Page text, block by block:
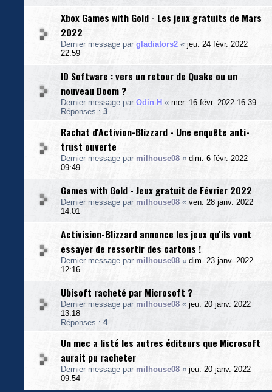
Xbox Games with Gold - Les jeux gratuits de Mars
2022
Dernier message par gladiators2 « jeu. 24 févr. 2022
22:59
ID Software : vers un retour de Quake ou un
nouveau Doom ?
Dernier message par Odin H « mer. 16 févr. 2022 16:39
Réponses : 3
Rachat d'Activion-Blizzard - Une enquête anti-
trust ouverte
Dernier message par milhouse08 « dim. 6 févr. 2022
09:49
Games with Gold - Jeux gratuit de Février 2022
Dernier message par milhouse08 « ven. 28 janv. 2022
14:01
Activision-Blizzard annonce les jeux qu'ils vont
essayer de ressortir des cartons !
Dernier message par milhouse08 « dim. 23 janv. 2022
12:16
Ubisoft racheté par Microsoft ?
Dernier message par milhouse08 « jeu. 20 janv. 2022
13:18
Réponses : 4
Un mec a listé les autres éditeurs que Microsoft
aurait pu racheter
Dernier message par milhouse08 « jeu. 20 janv. 2022
09:54